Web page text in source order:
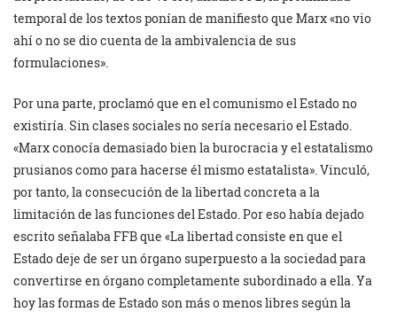
temporal de los textos ponían de manifiesto que Marx «no vio
ahí o no se dio cuenta de la ambivalencia de sus
formulaciones».
Por una parte, proclamó que en el comunismo el Estado no
existiría. Sin clases sociales no sería necesario el Estado.
«Marx conocía demasiado bien la burocracia y el estatalismo
prusianos como para hacerse él mismo estatalista». Vinculó,
por tanto, la consecución de la libertad concreta a la
limitación de las funciones del Estado. Por eso había dejado
escrito señalaba FFB que «La libertad consiste en que el
Estado deje de ser un órgano superpuesto a la sociedad para
convertirse en órgano completamente subordinado a ella. Ya
hoy las formas de Estado son más o menos libres según la